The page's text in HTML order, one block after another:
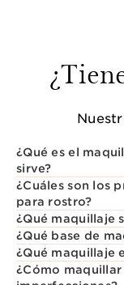
¿Qué es el
sirve?
¿Cuáles son los
para rostro?
¿Qué maquillaje
¿Qué base de
¿Qué maquillaje
¿Cómo